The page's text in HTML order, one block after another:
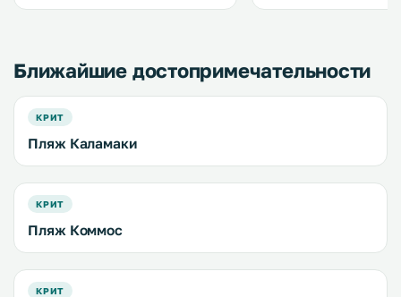
территории обустроена
Ближайшие достопримечательности
КРИТ
Пляж Каламаки
КРИТ
Пляж Коммос
КРИТ